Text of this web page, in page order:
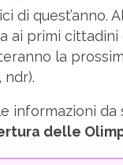
di quest’anno.
ai primi cittadini
la
ndr).
informazioni da
delle